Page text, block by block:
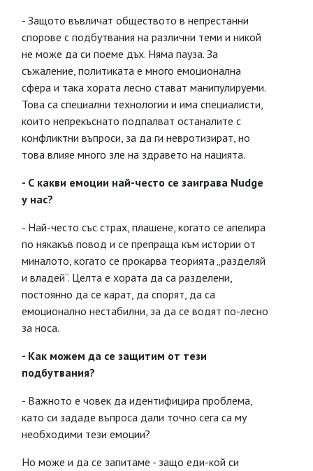
- Защото въвличат обществото в непрестанни
спорове с подбутвания на различни теми и никой
не може да си поеме дъх. Няма пауза. За
съжаление, политиката е много емоционална
сфера и така хората лесно стават манипулируеми.
Това са специални технологии и има специалисти,
които непрекъснато подпалват останалите с
конфликтни въпроси, за да ги невротизират, но
това влияе много зле на здравето на нацията.
- С какви емоции най-често се заиграва Nudge
у нас?
- Най-често със страх, плашене, когато се апелира
по някакъв повод и се препраща към истории от
миналото, когато се прокарва теорията „разделяй
и владей“. Целта е хората да са разделени,
постоянно да се карат, да спорят, да са
емоционално нестабилни, за да се водят по-лесно
за носа.
- Как можем да се защитим от тези
подбутвания?
- Важното е човек да идентифицира проблема,
като си зададе въпроса дали точно сега са му
необходими тези емоции?
Но може и да се запитаме - защо еди-кой си